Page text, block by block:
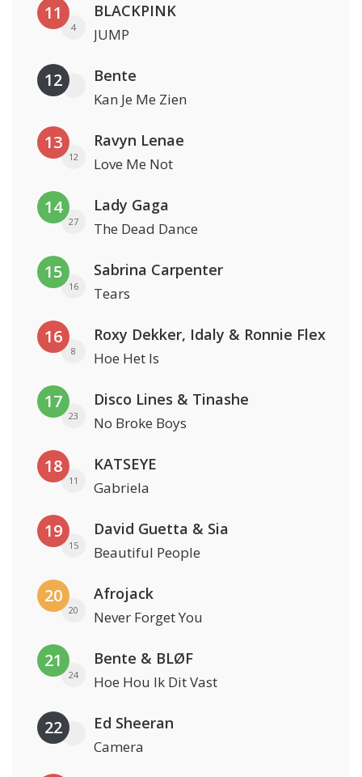
11
4
BLACKPINK
JUMP
12 Bente
Kan Je Me Zien
13
12
Ravyn Lenae
Love Me Not
14
27
Lady Gaga
The Dead Dance
15
16
Sabrina Carpenter
Tears
16
8
Roxy Dekker, Idaly & Ronnie Flex
Hoe Het Is
17
23
Disco Lines & Tinashe
No Broke Boys
18
11
KATSEYE
Gabriela
19
15
David Guetta & Sia
Beautiful People
20
20
Afrojack
Never Forget You
21
24
Bente & BLØF
Hoe Hou Ik Dit Vast
22 Ed Sheeran
Camera